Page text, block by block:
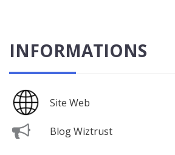
INFORMATIONS
Site Web
Blog Wiztrust